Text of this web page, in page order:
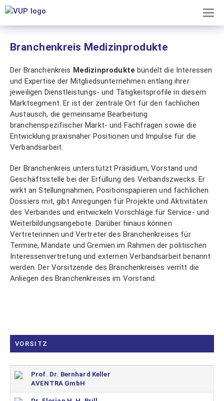
Branchenkreis Medizinprodukte
Der Branchenkreis Medizinprodukte bündelt die Interessen
und Expertise der Mitgliedsunternehmen entlang ihrer
jeweiligen Dienstleistungs- und Tätigkeitsprofile in diesem
Marktsegment. Er ist der zentrale Ort für den fachlichen
Austausch, die gemeinsame Bearbeitung
branchenspezifischer Markt- und Fachfragen sowie die
Entwicklung praxisnaher Positionen und Impulse für die
Verbandsarbeit.
Der Branchenkreis unterstützt Präsidium, Vorstand und
Geschäftsstelle bei der Erfüllung des Verbandszwecks. Er
wirkt an Stellungnahmen, Positionspapieren und fachlichen
Dossiers mit, gibt Anregungen für Projekte und Aktivitäten
des Verbandes und entwickeln Vorschläge für Service- und
Weiterbildungsangebote. Darüber hinaus können
Vertreterinnen und Vertreter des Branchenkreises für
Termine, Mandate und Gremien im Rahmen der politischen
Interessenvertretung und externen Verbandsarbeit benannt
werden. Der Vorsitzende des Branchenkreises verritt die
Anliegen des Branchenkreises im Vorstand.
VORSITZ
Prof. Dr. Bernhard Keller
AVENTRA GmbH
Dieser
Bereich
unseren
Mitgliedern
vorbehalten.
kein
Mitglied?
Erfahren
Sie
hier
alles
über
Ihre
als
Mitglied
×